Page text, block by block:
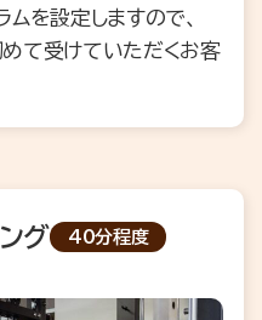
ムを設定しますので、
めて受けていただくお客
グ 40分程度